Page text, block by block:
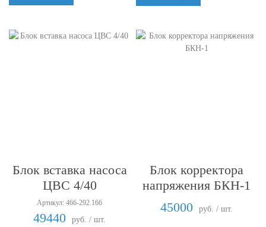
Блок вставка насоса
ЦВС 4/40
Артикул: 466-292.166
49440 руб. / шт.
Блок корректора
напряжения БКН-1
45000
руб. / шт.